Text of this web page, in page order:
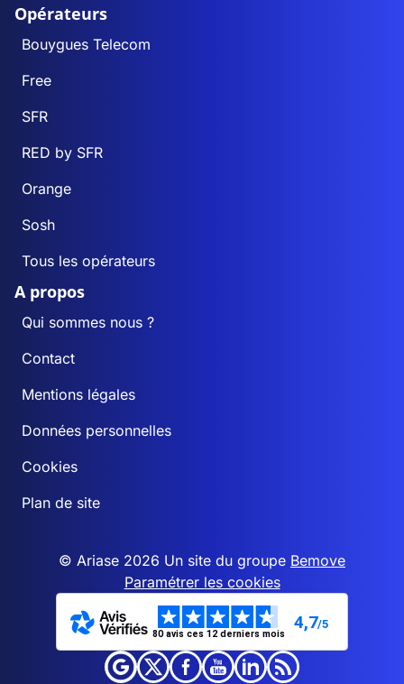
Opérateurs
Bouygues Telecom
Free
SFR
RED by SFR
Orange
Sosh
Tous les opérateurs
A propos
Qui sommes nous ?
Contact
Mentions légales
Données personnelles
Cookies
Plan de site
© Ariase 2026 Un site du groupe Bemove
Paramétrer les cookies
80 avis ces 12 derniers mois
4,7/5